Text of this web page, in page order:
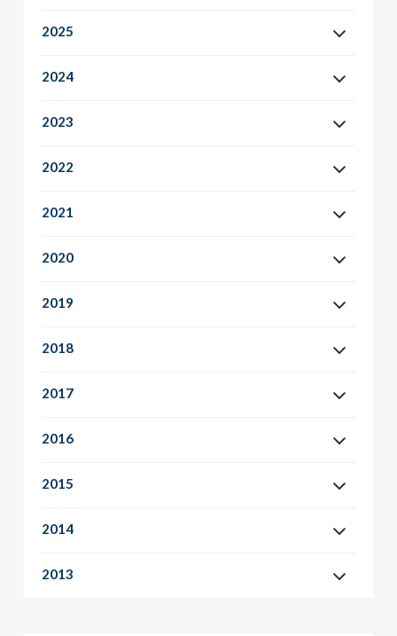
2025
2024
2023
2022
2021
2020
2019
2018
2017
2016
2015
2014
2013